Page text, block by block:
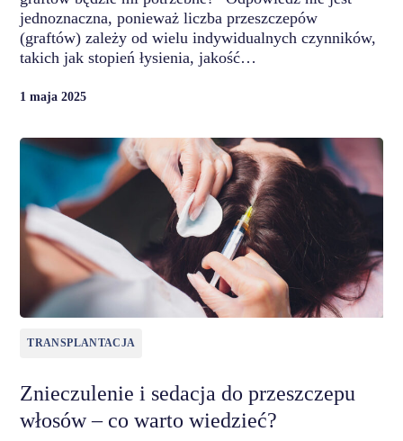
jednoznaczna, ponieważ liczba przeszczepów
(graftów) zależy od wielu indywidualnych czynników,
takich jak stopień łysienia, jakość…
1 maja 2025
TRANSPLANTACJA
Znieczulenie i sedacja do przeszczepu
włosów – co warto wiedzieć?